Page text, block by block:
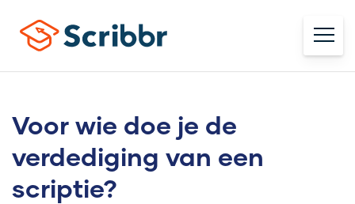
Voor wie doe je de
verdediging van een
scriptie?